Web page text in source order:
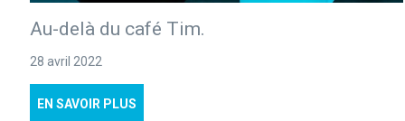
Au-delà du café Tim.
28 avril 2022
EN SAVOIR PLUS